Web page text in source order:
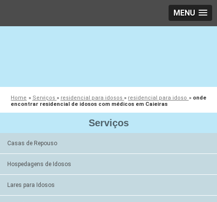
MENU
Home » Serviços » residencial para idosos» residencial para idoso » onde
encontrar residencial de idosos com médicos em Caieiras
Serviços
Casas de Repouso
Hospedagens de Idosos
Lares para Idosos